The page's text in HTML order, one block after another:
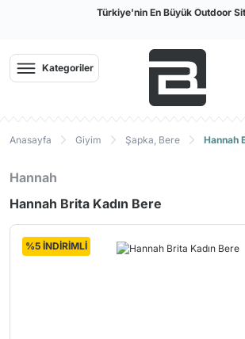
Türkiye'nin En Büyük Outdoor
Kategoriler
Anasayfa Giyim Şapka, Bere Hannah
Hannah
Hannah Brita Kadın Bere
%5 İNDİRİMLİ